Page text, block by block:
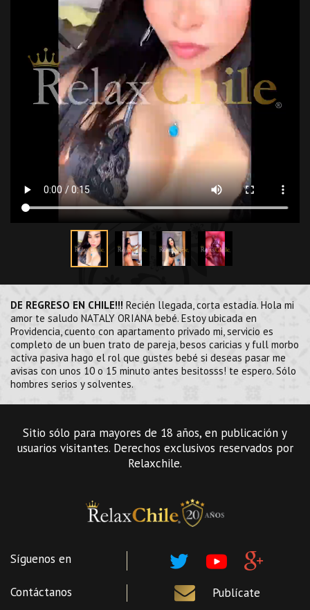
DE REGRESO EN CHILE!!! Recién llegada, corta estadía. Hola mi
amor te saludo NATALY ORIANA bebé. Estoy ubicada en
Providencia, cuento con apartamento privado mi, servicio es
completo de un buen trato de pareja, besos caricias y full morbo
activa pasiva hago el rol que gustes bebé si deseas pasar me
avisas con unos 10 o 15 minuto antes besitosss! te espero. Sólo
hombres serios y solventes.
Sitio sólo para mayores de 18 años, en publicación y
usuarios visitantes. Derechos exclusivos reservados por
Relaxchile.
Síguenos en
Contáctanos Publícate